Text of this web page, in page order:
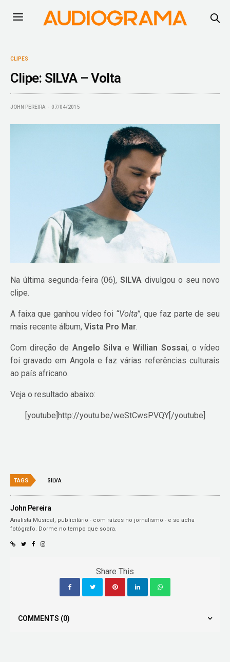
CLIPES
Clipe: SILVA – Volta
JOHN PEREIRA 07/04/2015
Na última segunda-feira (06), SILVA divulgou o seu novo
clipe.
A faixa que ganhou vídeo foi “Volta”, que faz parte de seu
mais recente álbum,Vista Pro Mar.
Com direção de Angelo SilvaeWillian Sossai, o vídeo
foi gravado em Angola e faz várias referências culturais
ao país africano.
Veja o resultado abaixo:
[youtube]http://youtu.be/weStCwsPVQY[/youtube]
TAGS SILVA
John Pereira
Analista Musical, publicitário - com raízes no jornalismo - e se acha
fotógrafo. Dorme no tempo que sobra.
Share This
COMMENTS (0)